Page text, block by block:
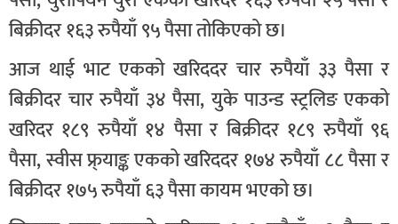
बिक्रीदर १६३ रुपैयाँ ९५ पैसा तोकिएको छ।
आज थाई भाट एकको खरिददर चार रुपैयाँ ३३ पैसा र
बिक्रीदर चार रुपैयाँ ३४ पैसा, युके पाउन्ड स्ट्रलिङ एकको
खरिदर १८९ रुपैयाँ १४ पैसा र बिक्रीदर १८९ रुपैयाँ ९६
पैसा, स्वीस फ्र्याङ्क एकको खरिददर १७४ रुपैयाँ ८८ पैसा र
बिक्रीदर १७५ रुपैयाँ ६३ पैसा कायम भएको छ।